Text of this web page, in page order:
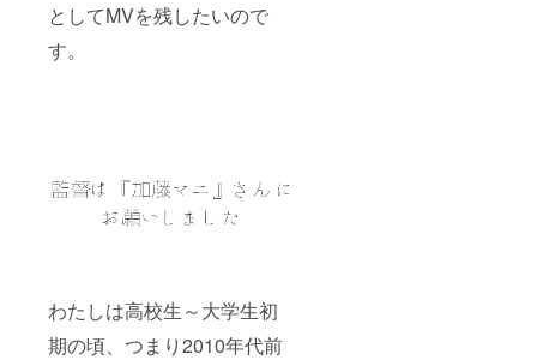
としてMVを残したいので
す。
わたしは高校生～大学生初
期の頃、つまり2010年代前